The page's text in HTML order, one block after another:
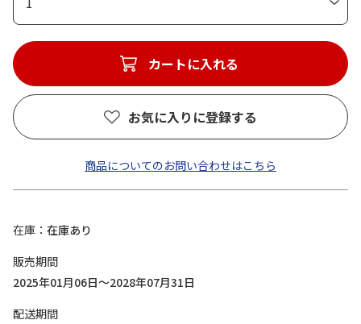
カートに入れる
お気に入りに登録する
商品についてのお問い合わせはこちら
在庫
在庫あり
販売期間
2025年01月06日～2028年07月31日
配送期間